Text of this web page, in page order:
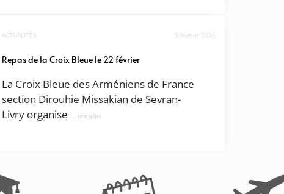
ACTUALITÉS 5 février 2026
Repas de la Croix Bleue le 22 février
La Croix Bleue des Arméniens de France
section Dirouhie Missakian de Sevran-
Livry organise
... lire plus